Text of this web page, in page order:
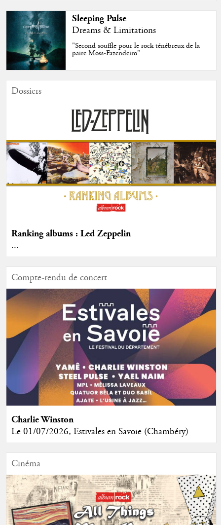
Sleeping Pulse
Dreams & Limitations
"Second souffle pour le rock ténébreux de la
paire Moss-Fazendeiro"
Dossiers
Ranking albums : Led Zeppelin
...
Compte-rendu de concert
Charlie Winston
Le 01/07/2026, Estivales en Savoie (Chambéry)
Cinéma